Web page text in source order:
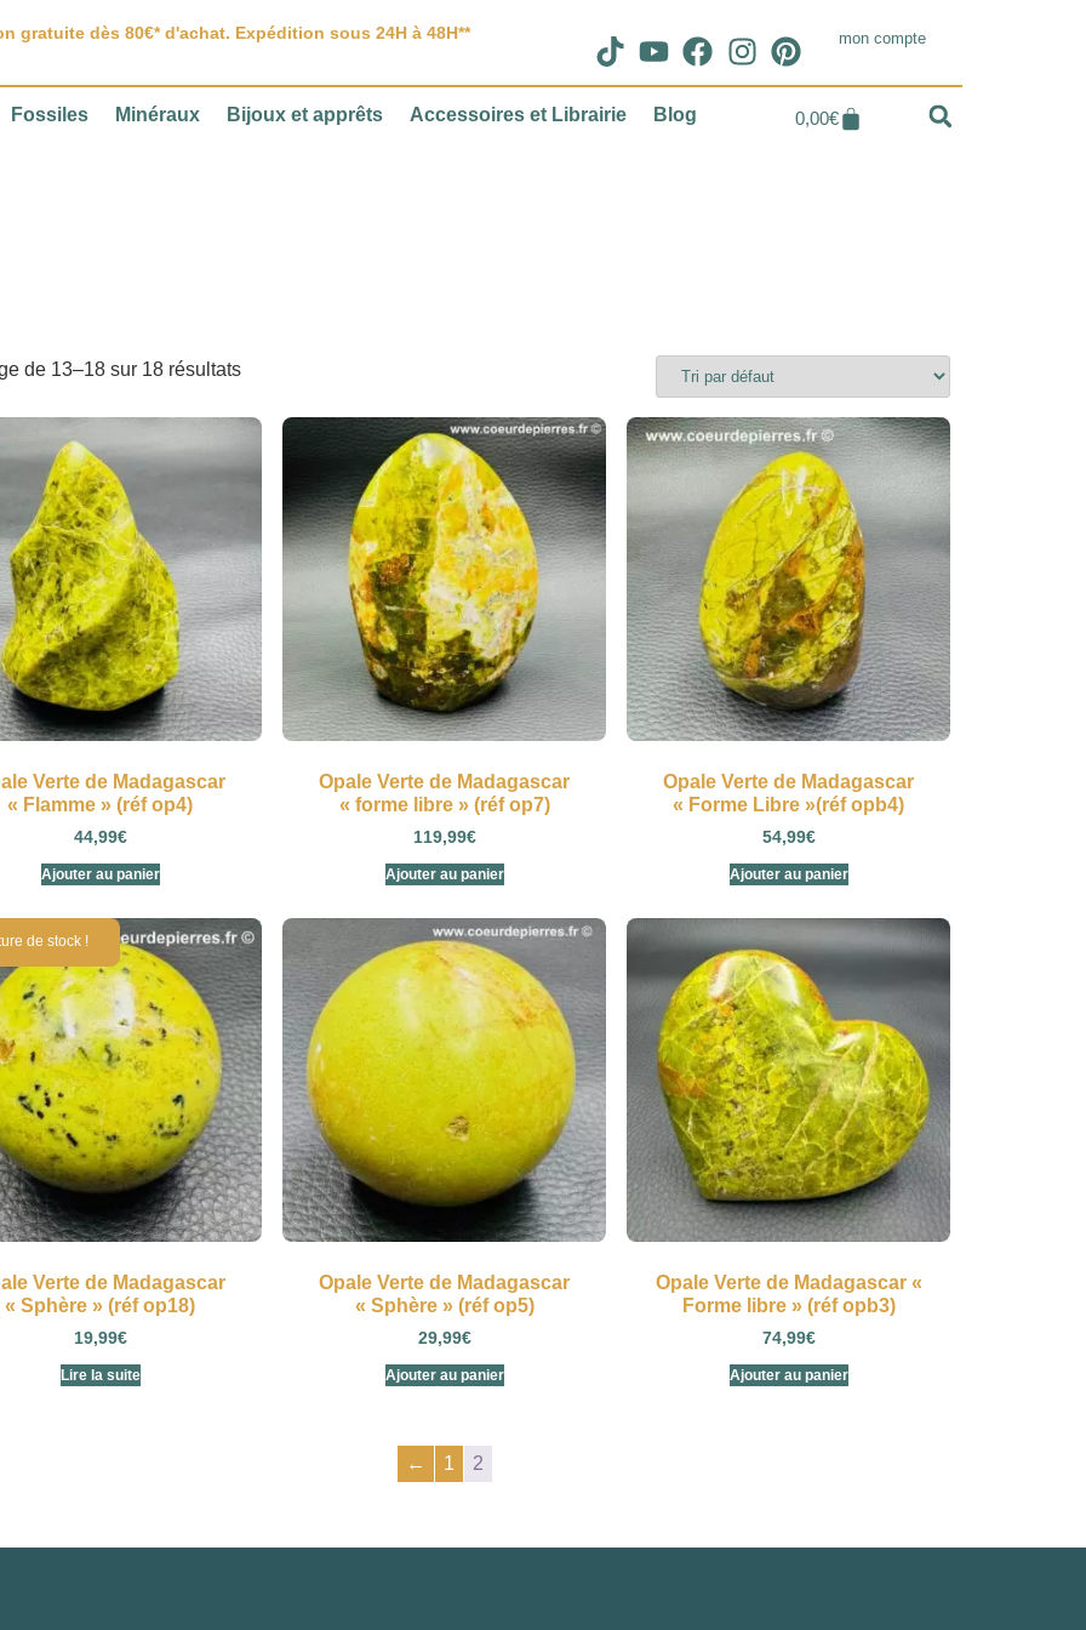
gratuite dès 80€* d'achat. Expédition sous 24H à 48H** mon compte
Fossiles Minéraux Bijoux et apprêts Accessoires et Librairie Blog 0,00€
de 13–18 sur 18 résultats
Verte de Madagascar
« Flamme » (réf op4)
44,99€
Ajouter au panier
Opale Verte de Madagascar
« forme libre » (réf op7)
119,99€
Ajouter au panier
Opale Verte de Madagascar
« Forme Libre »(réf opb4)
54,99€
Ajouter au panier
Verte de Madagascar
« Sphère » (réf op18)
19,99€
Lire la suite
Opale Verte de Madagascar
« Sphère » (réf op5)
29,99€
Ajouter au panier
Opale Verte de Madagascar «
Forme libre » (réf opb3)
74,99€
Ajouter au panier
← 1 2